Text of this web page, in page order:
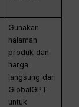
Gunakan
halaman
produk dan
harga
langsung dari
GlobalGPT
untuk